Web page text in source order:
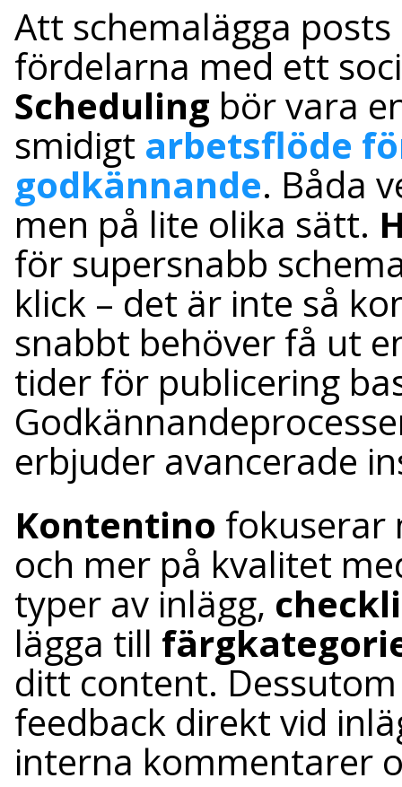
Att schemalägga
fördelarna med ett
Scheduling bör vara
smidigt arbetsflöde
godkännande. Båda
men på lite olika sätt.
för supersnabb
klick – det är inte så
snabbt behöver få ut
tider för publicering
erbjuder avancerade
Kontentino fokuserar
och mer på kvalitet
typer av inlägg,
lägga till
ditt content.
feedback direkt vid
interna kommentarer